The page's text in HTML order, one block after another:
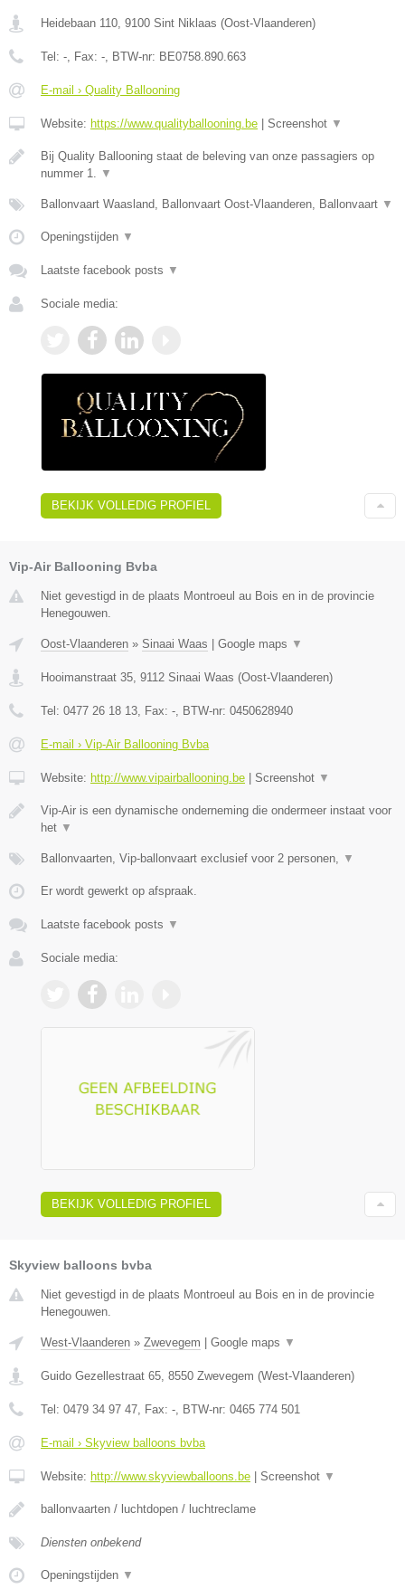
Heidebaan 110, 9100 Sint Niklaas (Oost-Vlaanderen)
Tel: -, Fax: -, BTW-nr: BE0758.890.663
E-mail › Quality Ballooning
Website: https://www.qualityballooning.be Screenshot ▼
Bij Quality Ballooning staat de beleving van onze passagiers op
nummer 1. ▼
Ballonvaart Waasland, Ballonvaart Oost-Vlaanderen, Ballonvaart ▼
Openingstijden ▼
Laatste facebook posts ▼
Sociale media:
BEKIJK VOLLEDIG PROFIEL
Vip-Air Ballooning Bvba
Niet gevestigd in de plaats Montroeul au Bois en in de provincie
Henegouwen.
Oost-Vlaanderen » Sinaai Waas | Google maps ▼
Hooimanstraat 35 9112 Sinaai Waas (Oost-Vlaanderen)
Tel: 0477 26 18 13 , Fax: - , BTW-nr: 0450628940
E-mail › Vip-Air Ballooning Bvba
Website: http://www.vipairballooning.be | Screenshot ▼
Vip-Air is een dynamische onderneming die ondermeer instaat voor
het ▼
Ballonvaarten, Vip-ballonvaart exclusief voor 2 personen, ▼
Er wordt gewerkt op afspraak.
Laatste facebook posts ▼
Sociale media:
BEKIJK VOLLEDIG PROFIEL
Skyview balloons bvba
Niet gevestigd in de plaats Montroeul au Bois en in de provincie
Henegouwen.
West-Vlaanderen » Zwevegem Google maps ▼
Guido Gezellestraat 65, 8550 Zwevegem (West-Vlaanderen)
Tel: 0479 34 97 47, Fax: -, BTW-nr: 0465 774 501
E-mail › Skyview balloons bvba
Website: http://www.skyviewballoons.be Screenshot ▼
ballonvaarten / luchtdopen / luchtreclame
Diensten onbekend
Openingstijden ▼